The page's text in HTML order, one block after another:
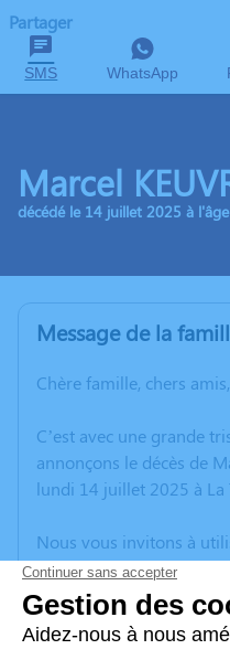
Partager
SMS WhatsApp
Marcel
décédé le 14 juillet 2025 à
Message de la
Chère famille, chers amis,
C’est avec une grande
annonçons le décès de
lundi 14 juillet 2025 à La
Nous vous invitons à
vos condoléances,
anecdote ou exprimer
poèmes ou des textes.
d'expression dédié à